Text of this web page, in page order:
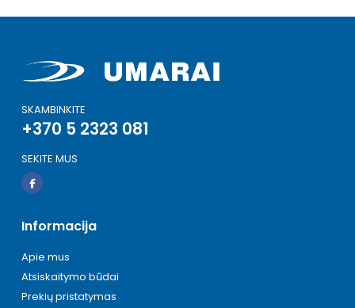
SKAMBINKITE
+370 5 2323 081
SEKITE MUS
Informacija
Apie mus
Atsiskaitymo būdai
Prekių pristatymas